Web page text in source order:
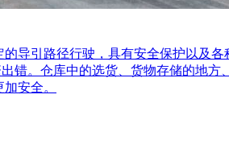
导引路径行驶，具有安全保护以及
。仓库中的选货、货物存储的地方
安全。